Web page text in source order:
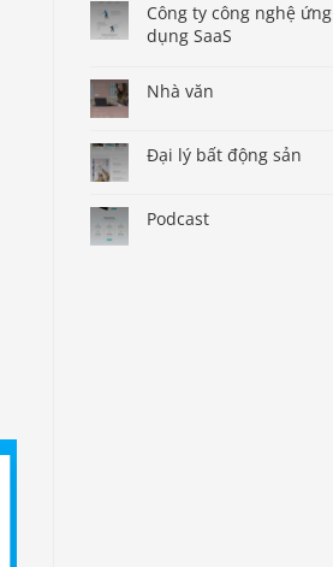
Công ty công nghệ ứng
dụng SaaS
Nhà văn
Đại lý bất động sản
Podcast